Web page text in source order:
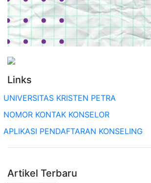
Links
UNIVERSITAS KRISTEN PETRA
NOMOR KONTAK KONSELOR
APLIKASI PENDAFTARAN KONSELING
Artikel Terbaru